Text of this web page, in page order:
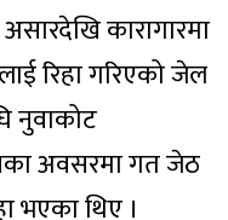
कारागारमा
रिहा गरिएको जेल
नुवाकोट
अवसरमा गत जेठ
भएका थिए ।